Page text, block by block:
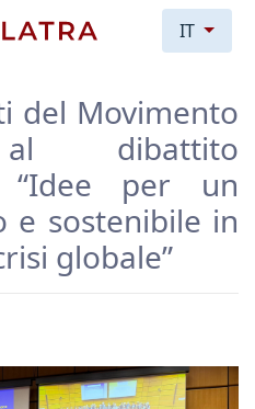
IT
del Movimento
al dibattito
“Idee per un
e sostenibile in
globale”